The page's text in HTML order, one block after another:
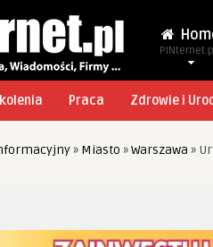
Praca Zdrowie i
» Miasto »Warszawa »